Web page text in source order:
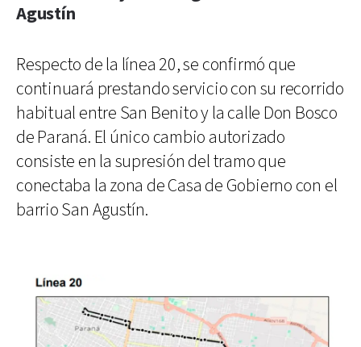
Agustín
Respecto de la línea 20, se confirmó que
continuará prestando servicio con su recorrido
habitual entre San Benito y la calle Don Bosco
de Paraná. El único cambio autorizado
consiste en la supresión del tramo que
conectaba la zona de Casa de Gobierno con el
barrio San Agustín.